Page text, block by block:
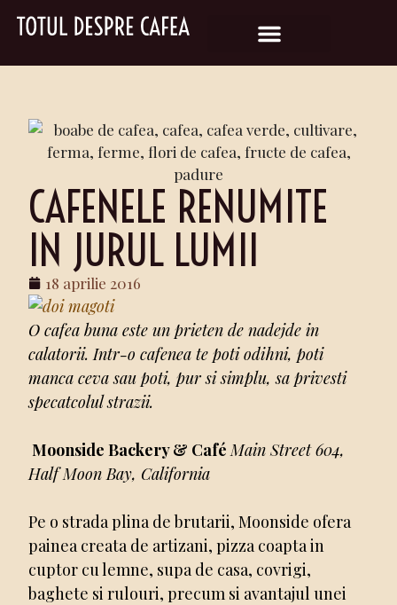
CAFENELE RENUMITE
IN JURUL LUMII
18 aprilie 2016
O cafea buna este un prieten de nadejde in
calatorii. Intr-o cafenea te poti odihni, poti
manca ceva sau poti, pur si simplu, sa privesti
specatcolul strazii.
Moonside Backery & CaféMain Street 604,
Half Moon Bay, California
Pe o strada plina de brutarii, Moonside ofera
painea creata de artizani, pizza coapta in
cuptor cu lemne, supa de casa, covrigi,
baghete si rulouri, precum si avantajul unei